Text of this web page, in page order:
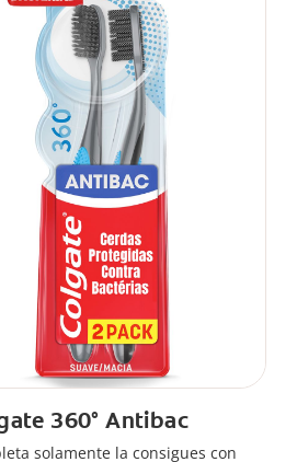
360° Antibac
solamente la consigues con